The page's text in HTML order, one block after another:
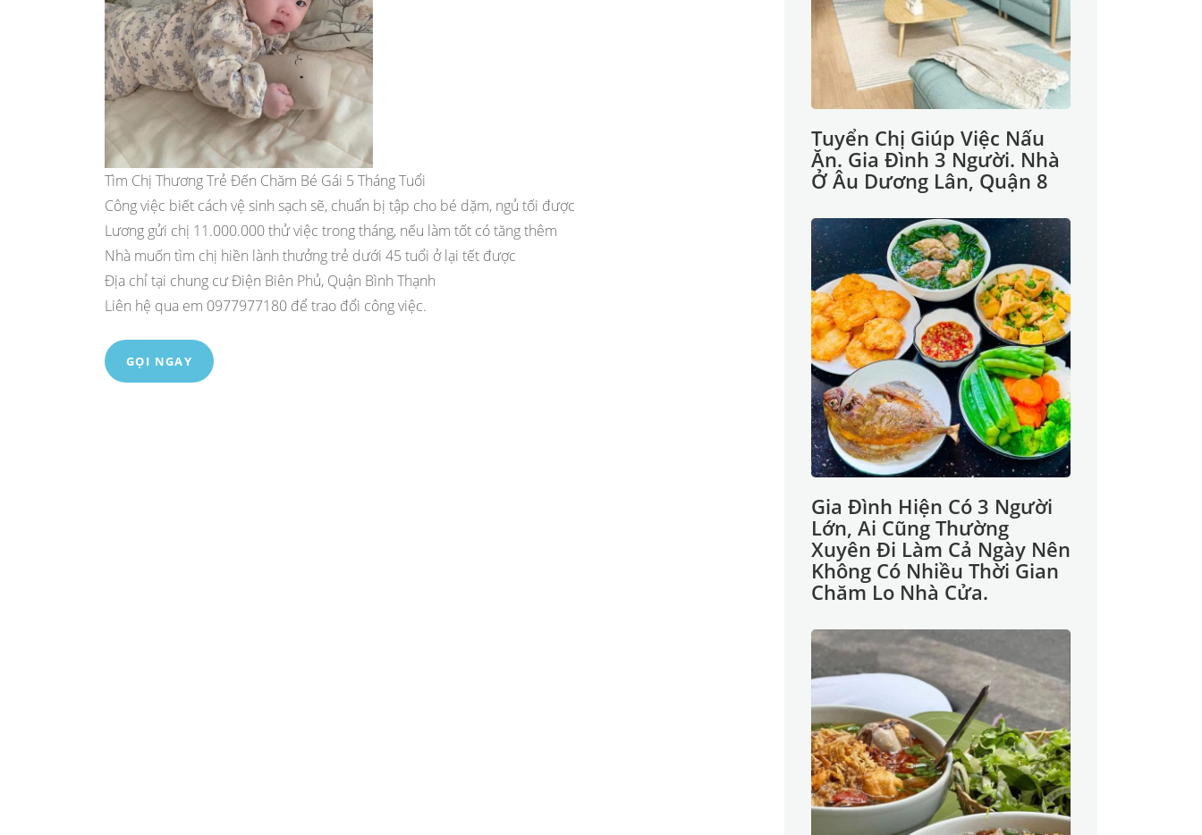
Tìm Chị Thương Trẻ Đến Chăm Bé Gái 5 Tháng Tuổi
Công việc biết cách vệ sinh sạch sẽ, chuẩn bị tập cho bé dặm, ngủ tối được
Lương gửi chị 11.000.000 thử việc trong tháng, nếu làm tốt có tăng thêm
Nhà muốn tìm chị hiền lành thưởng trẻ dưới 45 tuổi ở lại tết được
Địa chỉ tại chung cư Điện Biên Phủ, Quận Bình Thạnh
Liên hệ qua em 0977977180 để trao đổi công việc.
GỌI NGAY
Tuyển Chị Giúp Việc Nấu
Ăn. Gia Đình 3 Người. Nhà
Ở Âu Dương Lân, Quận 8
Gia Đình Hiện Có 3 Người
Lớn, Ai Cũng Thường
Xuyên Đi Làm Cả Ngày Nên
Không Có Nhiều Thời Gian
Chăm Lo Nhà Cửa.